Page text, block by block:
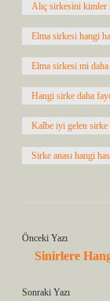
Alıç sirkesini kimler
Elma sirkesi hangi
Elma sirkesi mi
Hangi sirke daha
Kalbe iyi gelen sirke
Sirke anası hangi
Önceki Yazı
Sinirlere
Sonraki Yazı